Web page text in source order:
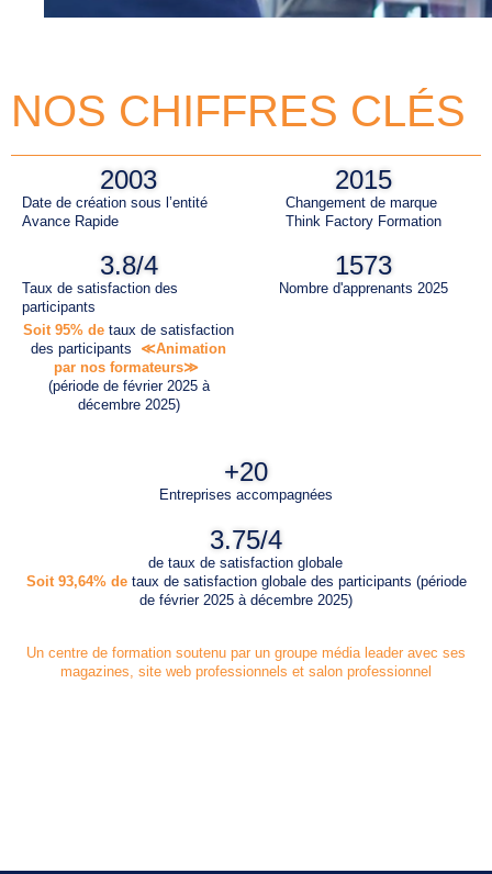
NOS CHIFFRES CLÉS
Date de création sous l’entité
Avance Rapide
2003
Changement de marque
Think Factory Formation
2015
Taux de satisfaction des
participants
3.8/4
Soit 95% de taux de satisfaction
des participants ≪Animation
par nos formateurs≫
(période de février 2025 à
décembre 2025)
Nombre d'apprenants 2025
1573
Entreprises accompagnées
+20
de taux de satisfaction globale
3.75/4
Soit 93,64% de taux de satisfaction globale des participants (période
de février 2025 à décembre 2025)
Un centre de formation soutenu par un groupe média leader avec ses
magazines, site web professionnels et salon professionnel